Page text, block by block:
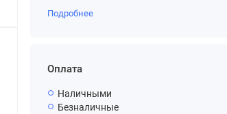
Подробнее
Оплата
Наличными
Безналичные